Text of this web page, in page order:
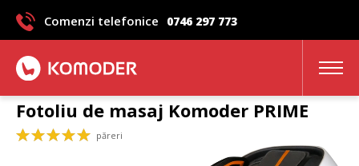
Comenzi telefonice 0746 297 773
Fotoliu de masaj Komoder PRIME
păreri